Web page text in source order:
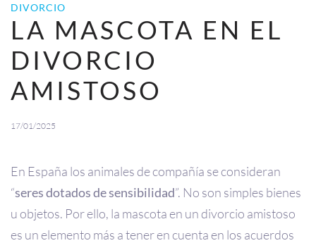
DIVORCIO
LA MASCOTA EN EL
DIVORCIO
AMISTOSO
17/01/2025
En España los animales de compañía se consideran
“seres dotados de sensibilidad”. No son simples bienes
u objetos. Por ello, la mascota en un divorcio amistoso
es un elemento más a tener en cuenta en los acuerdos